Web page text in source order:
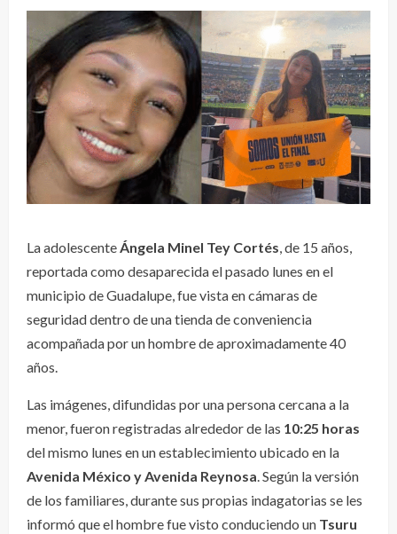
La adolescenteÁngela Minel Tey Cortés, de 15 años,
reportada como desaparecida el pasado lunes en el
municipio de Guadalupe, fue vista en cámaras de
seguridad dentro de una tienda de conveniencia
acompañada por un hombre de aproximadamente 40
años.
Las imágenes, difundidas por una persona cercana a la
menor, fueron registradas alrededor de las 10:25 horas
del mismo lunes en un establecimiento ubicado en la
Avenida México y Avenida Reynosa. Según la versión
de los familiares, durante sus propias indagatorias se les
informó que el hombre fue visto conduciendo un Tsuru